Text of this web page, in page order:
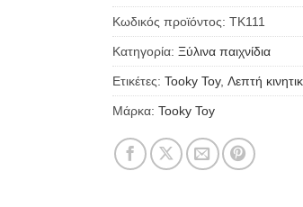
Κωδικός προϊόντος: TK111
Κατηγορία: Ξύλινα παιχνίδια
Ετικέτες: Tooky Toy, Λεπτή
Μάρκα: Tooky Toy